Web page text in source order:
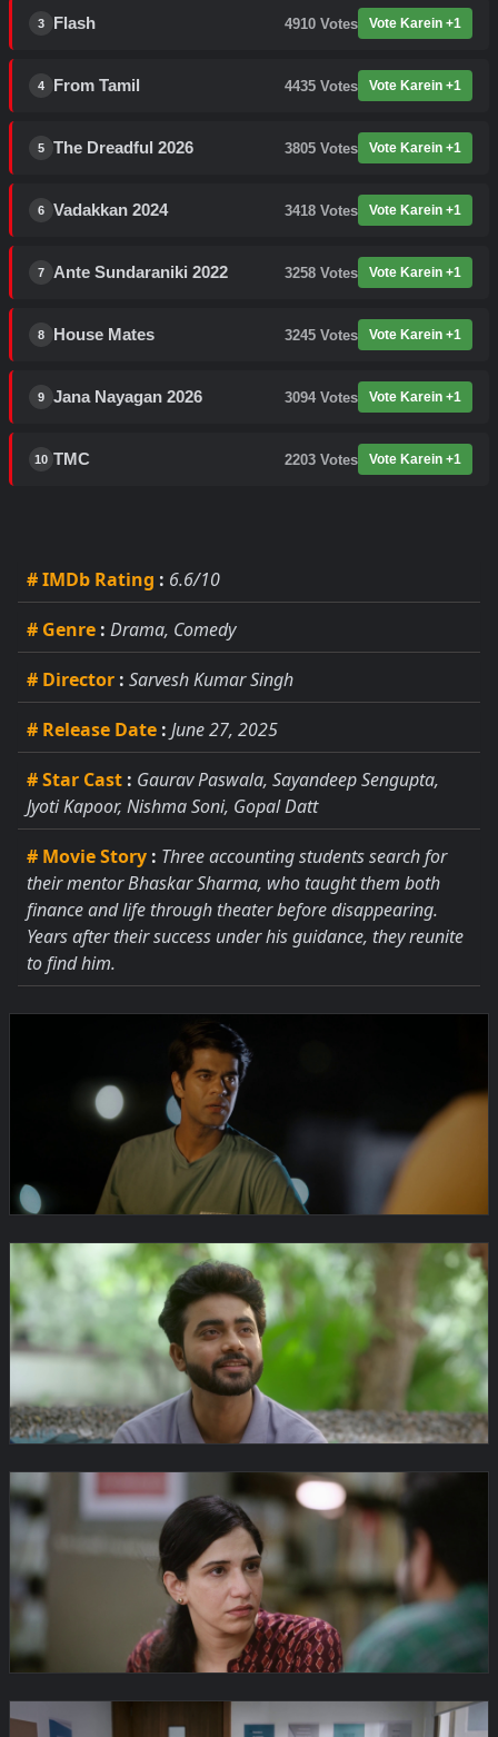
3 Flash 4910 Votes Vote Karein +1
4 From Tamil 4435 Votes Vote Karein +1
5 The Dreadful 2026 3805 Votes Vote Karein +1
6 Vadakkan 2024 3418 Votes Vote Karein +1
7 Ante Sundaraniki 2022 3258 Votes Vote Karein +1
8 House Mates 3245 Votes Vote Karein +1
9 Jana Nayagan 2026 3094 Votes Vote Karein +1
10 TMC 2203 Votes Vote Karein +1
# IMDb Rating : 6.6/10
# Genre : Drama, Comedy
# Director : Sarvesh Kumar Singh
# Release Date : June 27, 2025
# Star Cast : Gaurav Paswala, Sayandeep Sengupta,
Jyoti Kapoor, Nishma Soni, Gopal Datt
# Movie Story : Three accounting students search for
their mentor Bhaskar Sharma, who taught them both
finance and life through theater before disappearing.
Years after their success under his guidance, they reunite
to find him.